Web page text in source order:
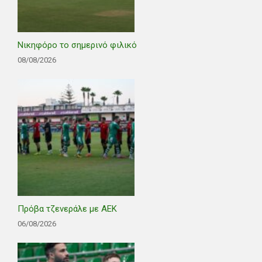
Νικηφόρο το σημερινό φιλικό
08/08/2026
Πρόβα τζενεράλε με ΑΕΚ
06/08/2026